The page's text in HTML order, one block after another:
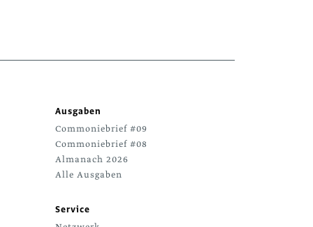
Ausgaben
Commoniebrief #09
Commoniebrief #08
Almanach 2026
Alle Ausgaben
Service